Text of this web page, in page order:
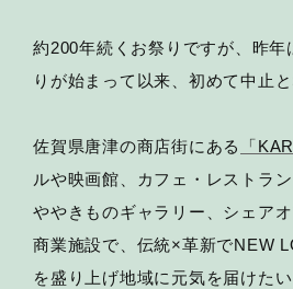
約200年続くお祭りですが、昨年
りが始まって以来、初めて中止と
佐賀県唐津の商店街にある 「
ルや映画館、カフェ・レストラ
ややきものギャラリー、シェア
商業施設で、伝統×革新でNEW
を盛り上げ地域に元気を届けた